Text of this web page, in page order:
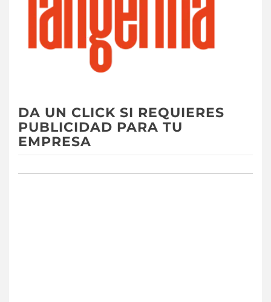
DA UN CLICK SI REQUIERES
PUBLICIDAD PARA TU
EMPRESA